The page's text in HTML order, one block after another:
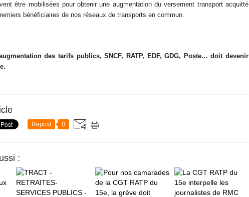
être mobilisées pour obtenir une augmentation du versement transport acquitté
bénéficiaires de nos réseaux de transports en commun.
des tarifs publics, SNCF, RATP, EDF, GDG, Poste… doit devenir
Repost 0
: